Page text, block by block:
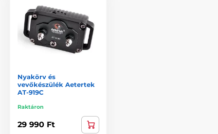
Nyakörv és
vevőkészülék Aetertek
AT-919C
Raktáron
29 990 Ft